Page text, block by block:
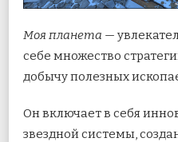
Моя планета —
себе множество
добычу полезных
Он включает в себя
звездной системы,